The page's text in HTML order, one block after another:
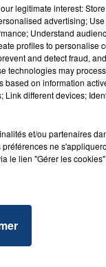
du côté
ou le très
la possibilité
! Eh bien, il
acheter
des prix
U et
U ont en
legitimate interest:
advertising;
Understand
profiles to personalise
and detect fraud,
technologies may
based on information
Link different devices;
et/ou partenaires
ne
le lien "Gérer les